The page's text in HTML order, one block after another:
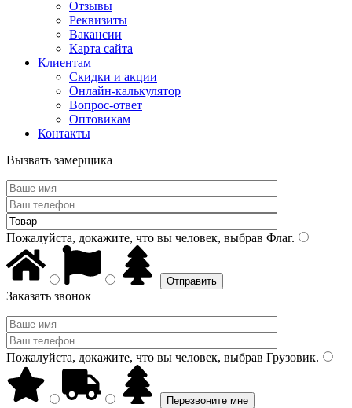
Отзывы
Реквизиты
Вакансии
Карта сайта
Клиентам
Скидки и акции
Онлайн-калькулятор
Вопрос-ответ
Оптовикам
Контакты
Вызвать замерщика
Пожалуйста, докажите, что вы человек, выбрав Флаг.
Заказать звонок
Пожалуйста, докажите, что вы человек, выбрав Грузовик.